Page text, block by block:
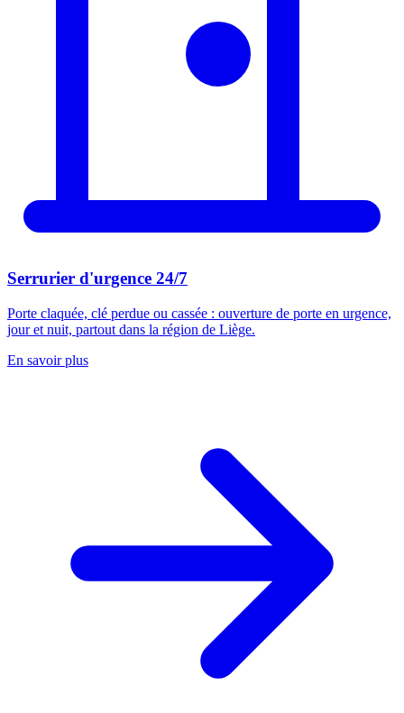
Serrurier d'urgence 24/7
Porte claquée, clé perdue ou cassée : ouverture de porte en urgence,
jour et nuit, partout dans la région de Liège.
En savoir plus